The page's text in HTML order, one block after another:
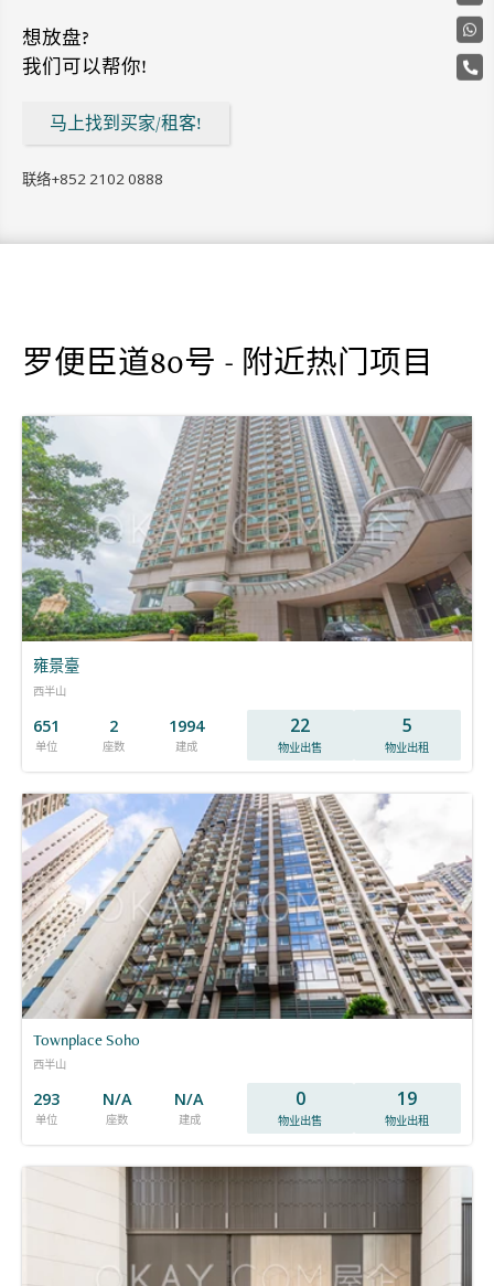
想放盘?
我们可以帮你!
马上找到买家/租客!
联络+852 2102 0888
罗便臣道80号 - 附近热门项目
雍景臺
西半山
651
单位
2
座数
1994
建成
22
物业出售
5
物业出租
Townplace Soho
西半山
293
单位
N/A
座数
N/A
建成
0
物业出售
19
物业出租